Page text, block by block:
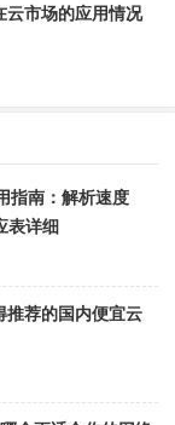
市场的应用情况
指南：解析速度
表详细
推荐的国内便宜云